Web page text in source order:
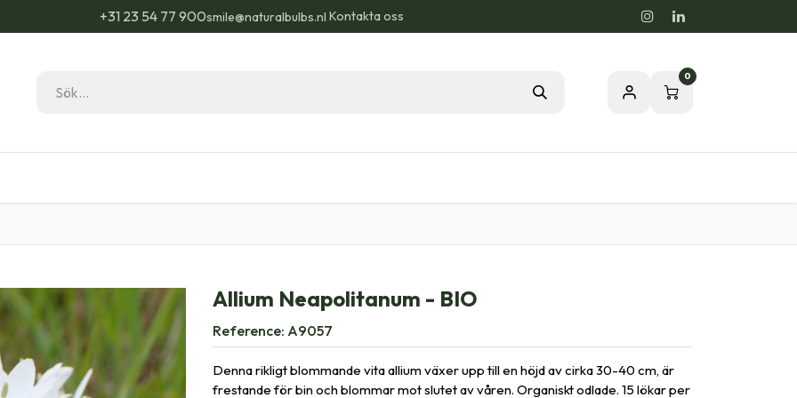
+31 23 54 77 900smile@naturalbulbs.nl Kontakta oss
0
Allium Neapolitanum - BIO
Reference: A9057
Denna rikligt blommande vita allium växer upp till en höjd av cirka 30-40 cm, är
frestande för bin och blommar mot slutet av våren. Organiskt odlade. 15 lökar per